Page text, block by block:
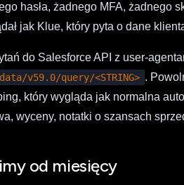
hasła, żadnego MFA, żadnego
jak Klue, który pyta o dane
do Salesforce API z user-
v59.0/query/<STRING> .
który wygląda jak normalna
wyceny, notatki o szansach
od miesięcy